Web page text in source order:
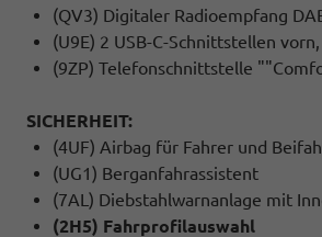
(QV3) Digitaler Radioempfang
(U9E) 2 USB-C-Schnittstellen
(9ZP) Telefonschnittstelle
SICHERHEIT:
(4UF) Airbag für Fahrer und
(UG1) Berganfahrassistent
(7AL) Diebstahlwarnanlage mit
(2H5) Fahrprofilauswahl